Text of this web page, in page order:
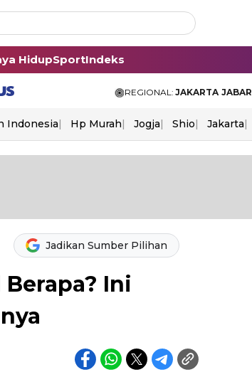
HidupSportIndeks
REGIONAL: JAKARTA JABAR
Indonesia Hp Murah Jogja Shio Jakarta
Jadikan Sumber Pilihan
Ini